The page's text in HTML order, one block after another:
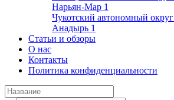
Нарьян-Мар 1
Чукотский автономный округ
Анадырь 1
Статьи и обзоры
О нас
Контакты
Политика конфиденциальности